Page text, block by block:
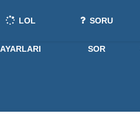
LOL
AYARLARI
SORU
SOR